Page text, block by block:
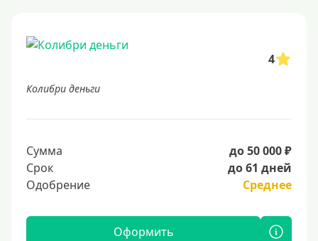
4
Колибри деньги
Сумма
до 50 000 ₽
Срок
до 61 дней
Одобрение
Среднее
Оформить